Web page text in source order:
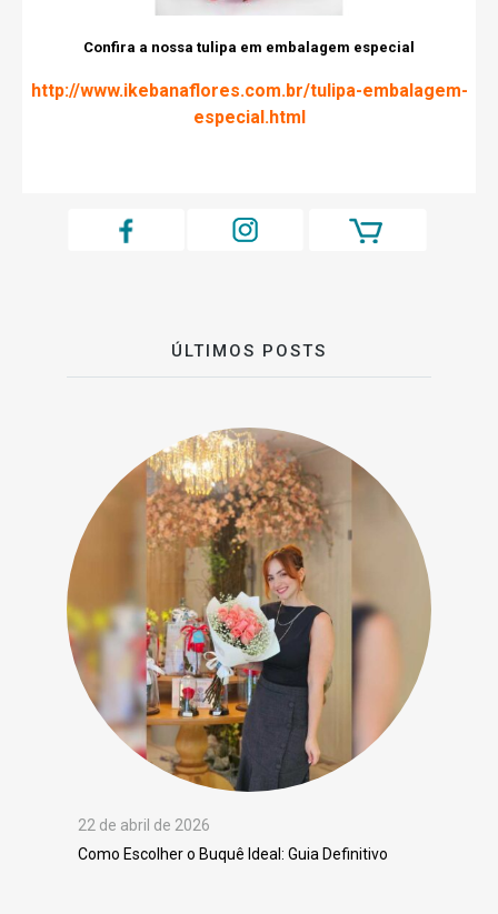
Confira a nossa tulipa em embalagem especial
http://www.ikebanaflores.com.br/tulipa-embalagem-
especial.html
ÚLTIMOS POSTS
22 de abril de 2026
Como Escolher o Buquê Ideal: Guia Definitivo